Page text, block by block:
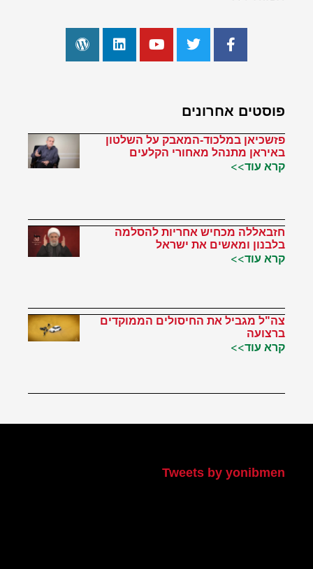
פוסטים אחרונים
פזשכיאן במלכוד-המאבק על השלטון
באיראן מתנהל מאחורי הקלעים
קרא עוד>>
חזבאללה מכחיש אחריות להסלמה
בלבנון ומאשים את ישראל
קרא עוד>>
צה"ל מגביל את החיסולים הממוקדים
ברצועה
קרא עוד>>
Tweets by yonibmen